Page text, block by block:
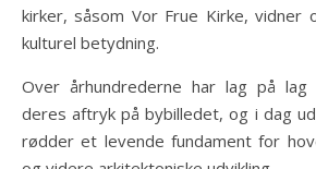
kirker, såsom Vor Frue Kirke, vidner
kulturel betydning.
Over århundrederne har lag på
deres aftryk på bybilledet, og i dag
rødder et levende fundament for